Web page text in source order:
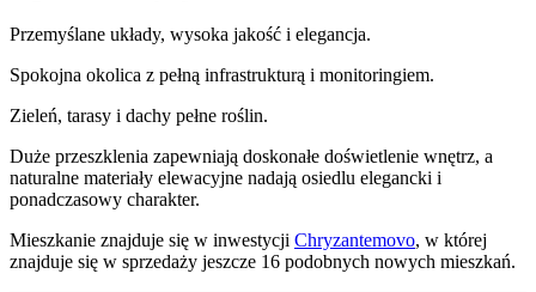
Przemyślane układy, wysoka jakość i elegancja.
Spokojna okolica z pełną infrastrukturą i monitoringiem.
Zieleń, tarasy i dachy pełne roślin.
Duże przeszklenia zapewniają doskonałe doświetlenie wnętrz, a
naturalne materiały elewacyjne nadają osiedlu elegancki i
ponadczasowy charakter.
Mieszkanie znajduje się w inwestycji Chryzantemovo, w której
znajduje się w sprzedaży jeszcze 16 podobnych nowych mieszkań.